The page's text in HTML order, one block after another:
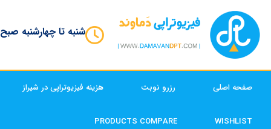
شنبه تا چهارشنبه
صفحه اصلی رزرو نوبت هزینه فیزیوتراپی در شیراز
WISHLIST
PRODUCTS COMPARE